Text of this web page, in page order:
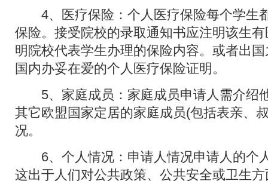
4、医疗保险：个人医疗保险每个学生
保险。接受院校的录取通知书应注明该生
明院校代表学生办理的保险内容。或者出
国内办妥在爱的个人医疗保险证明。
5、家庭成员：家庭成员申请人需介绍
其它欧盟国家定居的家庭成员(包括表亲、
况。
6、个人情况：申请人情况申请人的个
这出于人们对公共政策、公共安全或卫生